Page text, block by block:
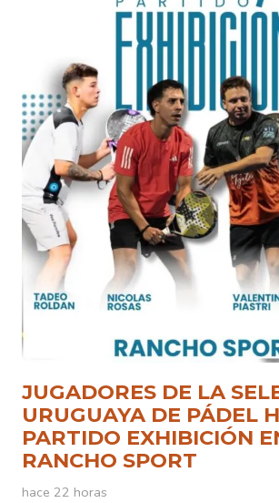
JUGADORES DE LA
URUGUAYA DE PÁDEL
PARTIDO EXHIBICIÓN
RANCHO SPORT
hace 22 horas